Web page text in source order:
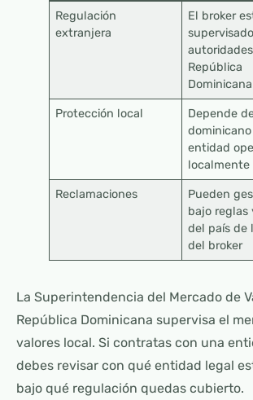
Regulación
extranjera
El broker
República
Dominicana
Protección local
Depende
entidad
localmente
Reclamaciones
Pueden
bajo reglas
del país de
del broker
La Superintendencia del Mercado de
República Dominicana supervisa el
valores local. Si contratas con una
debes revisar con qué entidad legal
bajo qué regulación quedas cubierto.